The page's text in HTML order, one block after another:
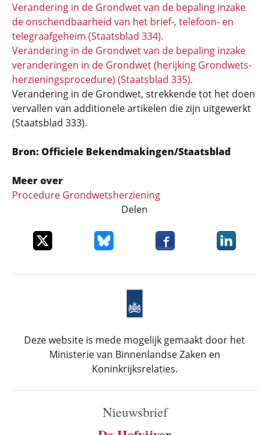
Verandering in de Grondwet van de bepaling inzake
de onschendbaarheid van het brief-, telefoon- en
telegraafgeheim (Staatsblad 334).
Verandering in de Grondwet van de bepaling inzake
veranderingen in de Grondwet (herijking Grondwets­
herzienings­procedure) (Staatsblad 335).
Verandering in de Grondwet, strekkende tot het doen
vervallen van additionele artikelen die zijn uitgewerkt
(Staatsblad 333).
Bron: Officiele Bekendmakingen/Staatsblad
Meer over
Procedure Grondwetsherziening
Delen
Deel dit item op XDeel dit item op Bluesky
Deel dit item opDeel dit
Deze website is mede mogelijk gemaakt door het
Ministerie van Binnenlandse Zaken en
Koninkrijksrelaties.
Nieuwsbrief